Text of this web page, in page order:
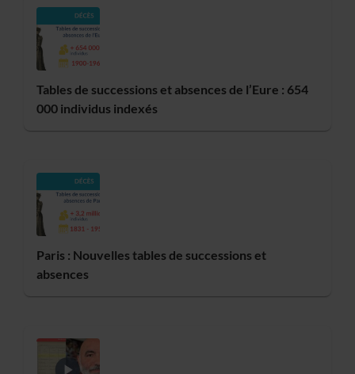
Tables de successions et absences de l’Eure : 654
000 individus indexés
Paris : Nouvelles tables de successions et
absences